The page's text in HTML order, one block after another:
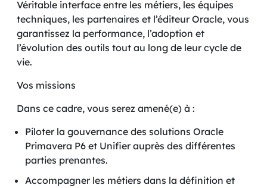
Véritable interface entre les métiers, les équipes
techniques, les partenaires et l’éditeur Oracle, vous
garantissez la performance, l’adoption et
l’évolution des outils tout au long de leur cycle de
vie.
Vos missions
Dans ce cadre, vous serez amené(e) à :
Piloter la gouvernance des solutions Oracle
Primavera P6 et Unifier auprès des différentes
parties prenantes.
Accompagner les métiers dans la définition et